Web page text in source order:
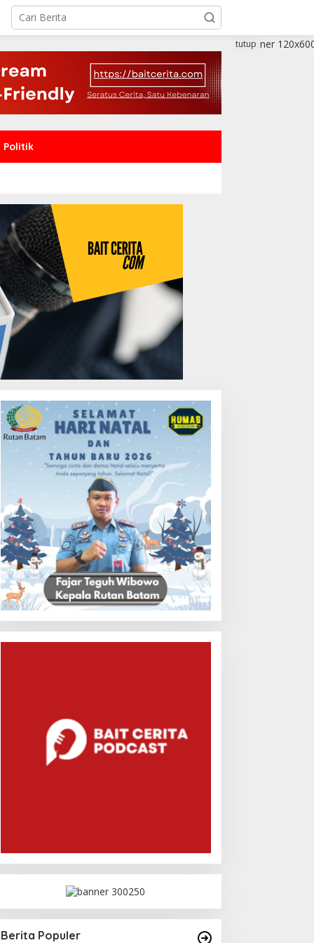
Politik
tutup
Hukum PT Sosor Tala
Tolak Klaim Perluasan
Tua Batu Merah
HUT Ke-1 PRI di Kepri,
Ratusan Kader Hadiri
Perayaan dan Bagikan
Bansos
Berita Populer